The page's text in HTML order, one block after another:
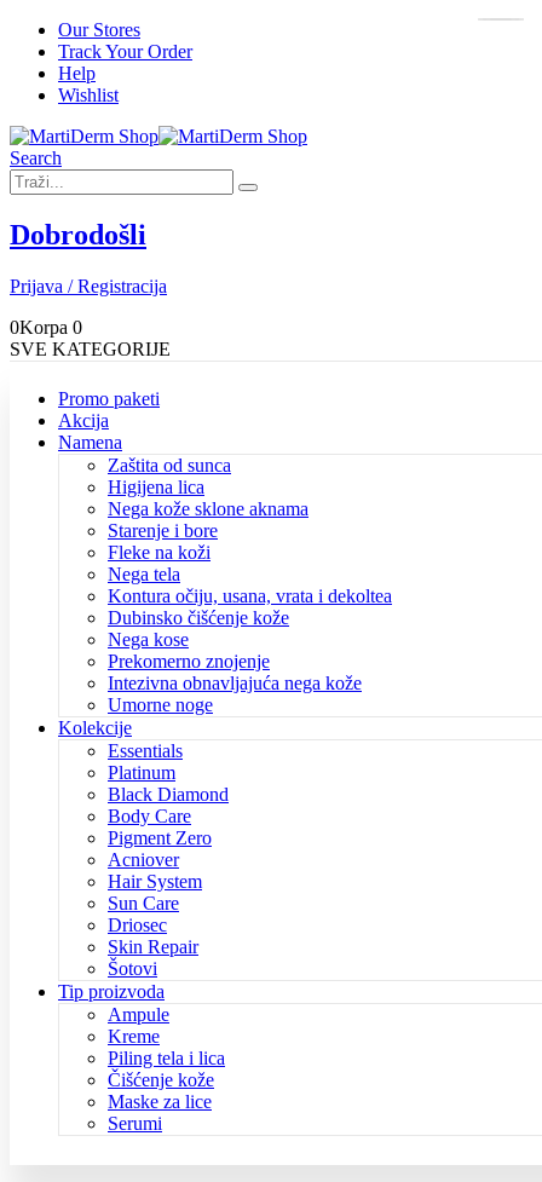
Our Stores
Track Your Order
Help
Wishlist
Search
Dobrodošli
Prijava / Registracija
0Korpa 0
SVE KATEGORIJE
Promo paketi
Akcija
Namena
Zaštita od sunca
Higijena lica
Nega kože sklone aknama
Starenje i bore
Fleke na koži
Nega tela
Kontura očiju, usana, vrata i dekoltea
Dubinsko čišćenje kože
Nega kose
Prekomerno znojenje
Intezivna obnavljajuća nega kože
Umorne noge
Kolekcije
Essentials
Platinum
Black Diamond
Body Care
Pigment Zero
Acniover
Hair System
Sun Care
Driosec
Skin Repair
Šotovi
Tip proizvoda
Ampule
Kreme
Piling tela i lica
Čišćenje kože
Maske za lice
Serumi